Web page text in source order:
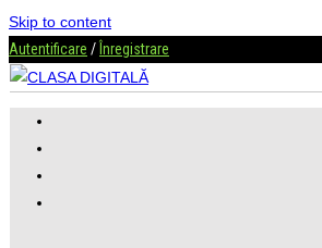
Skip to content
Autentificare / Înregistrare